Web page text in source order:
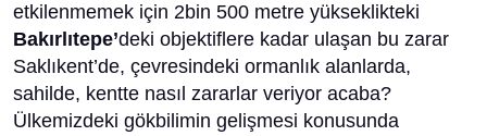
etkilenmemek için 2bin 500 metre yükseklikteki
Bakırlıtepe’deki objektiflere kadar ulaşan bu zarar
Saklıkent’de, çevresindeki ormanlık alanlarda,
sahilde, kentte nasıl zararlar veriyor acaba?
Ülkemizdeki gökbilimin gelişmesi konusunda